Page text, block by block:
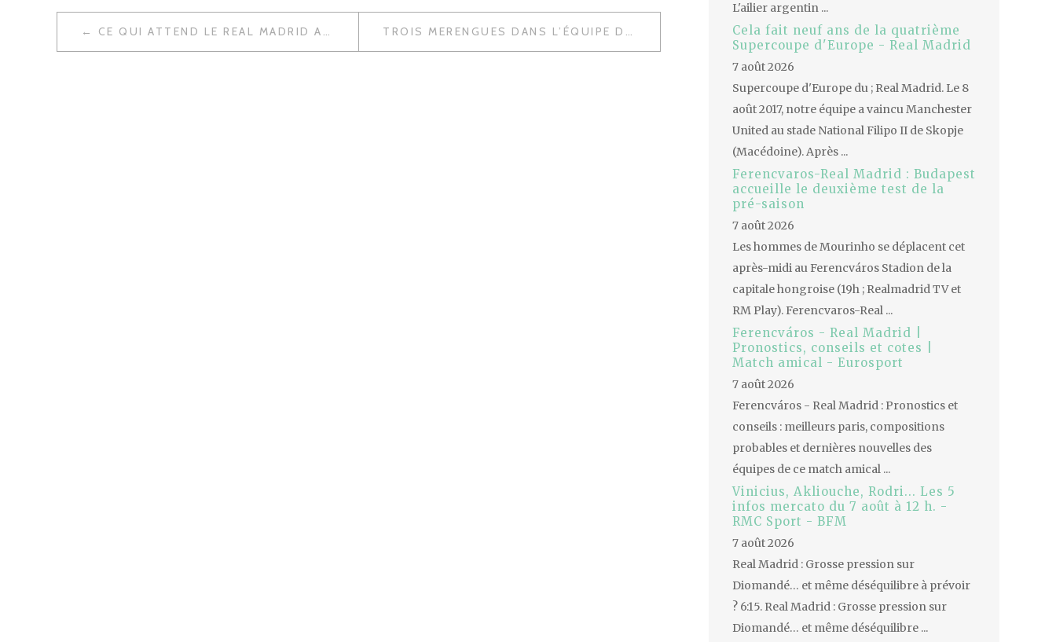
NAVIGATION
DE
CE QUI ATTEND LE REAL MADRID APRÈS LA TRÊVE INTERNATIONALE TROIS MERENGUES DANS L’ÉQUIPE DE LA SEMAINE
L'ailier argentin ...
Cela fait neuf ans de la quatrième
Supercoupe d'Europe - Real Madrid
7 août 2026
Supercoupe d'Europe du ; Real Madrid. Le 8
août 2017, notre équipe a vaincu Manchester
United au stade National Filipo II de Skopje
(Macédoine). Après ...
Ferencvaros-Real Madrid : Budapest
accueille le deuxième test de la
pré-saison
7 août 2026
Les hommes de Mourinho se déplacent cet
après-midi au Ferencváros Stadion de la
capitale hongroise (19h ; Realmadrid TV et
RM Play). Ferencvaros-Real ...
Ferencváros - Real Madrid |
Pronostics, conseils et cotes |
Match amical - Eurosport
7 août 2026
Ferencváros - Real Madrid : Pronostics et
conseils : meilleurs paris, compositions
probables et dernières nouvelles des
équipes de ce match amical ...
Vinicius, Akliouche, Rodri... Les 5
infos mercato du 7 août à 12 h. -
RMC Sport - BFM
7 août 2026
Real Madrid : Grosse pression sur
Diomandé… et même déséquilibre à prévoir
? 6:15. Real Madrid : Grosse pression sur
Diomandé… et même déséquilibre ...